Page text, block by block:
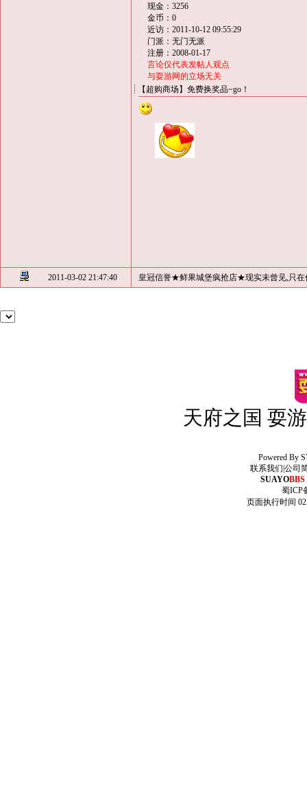
现金：3256
金币：0
近访：2011-10-12 09:55:29
门派：无门无派
注册：2008-01-17
言论仅代表发帖人观点
与耍游网的立场无关
【超购商场】免费换奖品~go！
2011-03-02 21:47:40 皇冠信誉★鲜果城堡疯抢店★现实未曾见,只在
天府之国 耍
Powered By
联系我们 公司
SUAYOBBS
蜀ICP
页面执行时间